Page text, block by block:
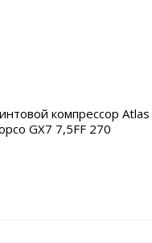
компрессор Atlas
GX7 7,5FF 270